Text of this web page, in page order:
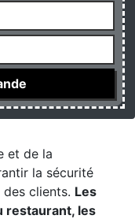
et de la
la sécurité
clients. Les
restaurant, les